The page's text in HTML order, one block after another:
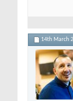
14th March